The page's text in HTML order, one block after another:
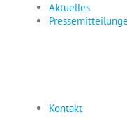
Aktuelles
Kontakt